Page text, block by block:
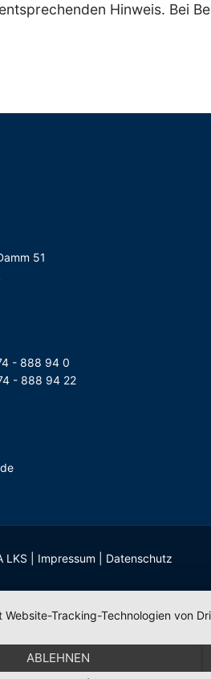
Hinweis. Bei
51
- 888 94 0
- 888 94 22
LKS | Impressum Datenschutz
Website-Tracking-Technologien von
ABLEHNEN